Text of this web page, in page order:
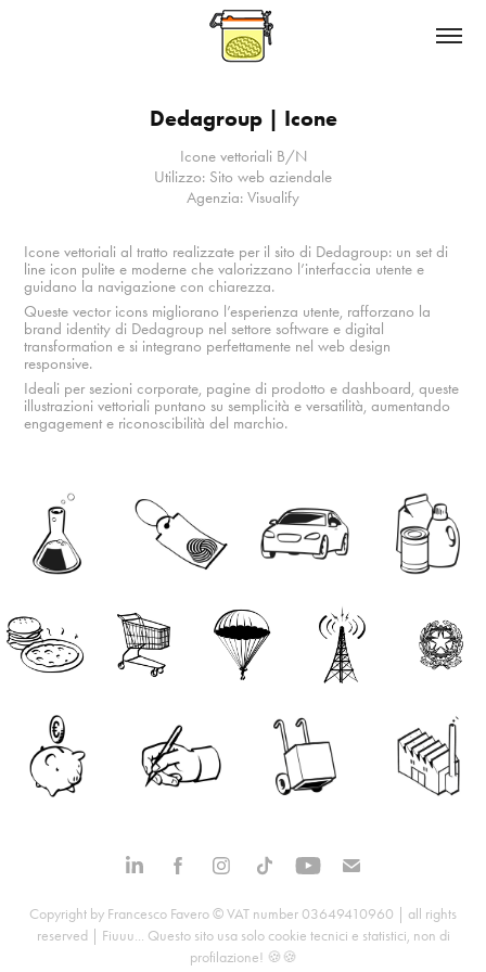
Dedagroup | Icone
Icone vettoriali B/N
Utilizzo: Sito web aziendale
Agenzia: Visualify
Icone vettoriali al tratto realizzate per il sito di Dedagroup: un set di
line icon pulite e moderne che valorizzano l’interfaccia utente e
guidano la navigazione con chiarezza.
Queste vector icons migliorano l’esperienza utente, rafforzano la
brand identity di Dedagroup nel settore software e digital
transformation e si integrano perfettamente nel web design
responsive.
Ideali per sezioni corporate, pagine di prodotto e dashboard, queste
illustrazioni vettoriali puntano su semplicità e versatilità, aumentando
engagement e riconoscibilità del marchio.
Copyright by Francesco Favero © VAT number 03649410960 | all rights
reserved | Fiuuu... Questo sito usa solo cookie tecnici e statistici, non di
profilazione! 🍪🍪